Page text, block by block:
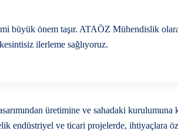
büyük önem taşır. ATAÖZ Mühendislik
ilerleme sağlıyoruz.
üretimine ve sahadaki kurulumuna
endüstriyel ve ticari projelerde, ihtiyaçlara